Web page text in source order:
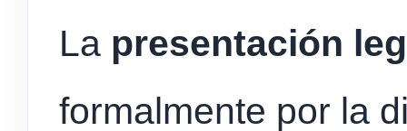
La presentación
formalmente por la